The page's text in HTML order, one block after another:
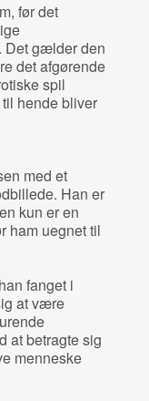
før det
Det gælder den
det afgørende
spil
hende bliver
med et
Han er
kun er en
ham uegnet til
fanget i
at være
at betragte sig
menneske